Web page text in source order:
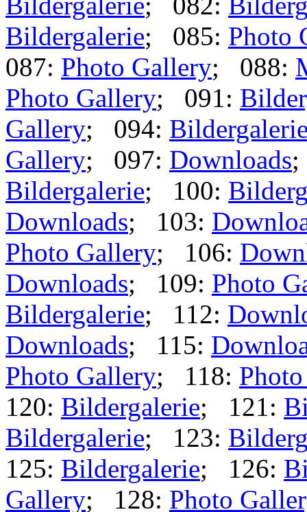
Bildergalerie; 085: Photo
087: Photo Gallery; 088:
Photo Gallery; 091:
Gallery; 094:
Gallery; 097: Downloads
Bildergalerie; 100:
Downloads; 103:
Photo Gallery; 106:
Downloads; 109: Photo
Bildergalerie; 112:
Downloads; 115:
Photo Gallery; 118:
120: Bildergalerie; 121:
Bildergalerie; 123:
125: Bildergalerie; 126:
Gallery; 128: Photo